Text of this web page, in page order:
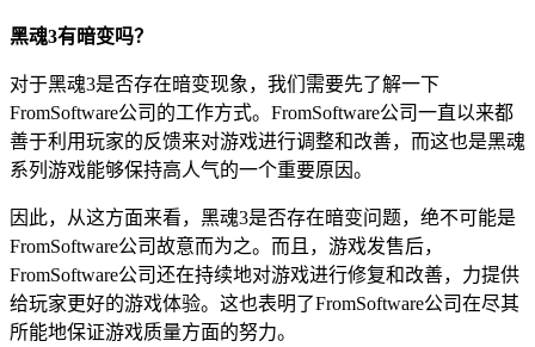
黑魂3有暗变吗？
对于黑魂3是否存在暗变现象，我们需要先了解一下
FromSoftware公司的工作方式。FromSoftware公司一直以来都
善于利用玩家的反馈来对游戏进行调整和改善，而这也是黑魂
系列游戏能够保持高人气的一个重要原因。
因此，从这方面来看，黑魂3是否存在暗变问题，绝不可能是
FromSoftware公司故意而为之。而且，游戏发售后，
FromSoftware公司还在持续地对游戏进行修复和改善，力提供
给玩家更好的游戏体验。这也表明了FromSoftware公司在尽其
所能地保证游戏质量方面的努力。